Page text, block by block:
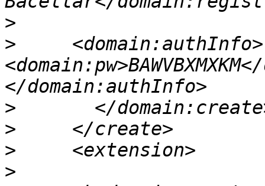
>
>
     <domain:authInfo>
>
>
>
>